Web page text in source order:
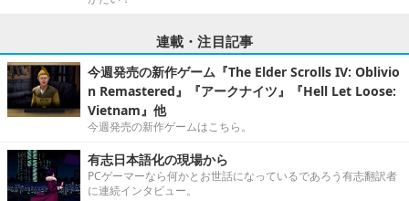
連載・注目記事
今週発売の新作ゲーム『The Elder Scrolls IV: Oblivio
n Remastered』『アークナイツ』『Hell Let Loose:
Vietnam』他
今週発売の新作ゲームはこちら。
有志日本語化の現場から
PCゲーマーなら何かとお世話になっているであろう有志翻訳者
に連続インタビュー。